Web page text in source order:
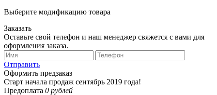
Выберите модификацию товара
Заказать
Оставьте свой телефон и наш менеджер свяжется с вами для
оформления заказа.
Отправить
Оформить предзаказ
Старт начала продаж сентябрь 2019 года!
Предоплата 0 рублей